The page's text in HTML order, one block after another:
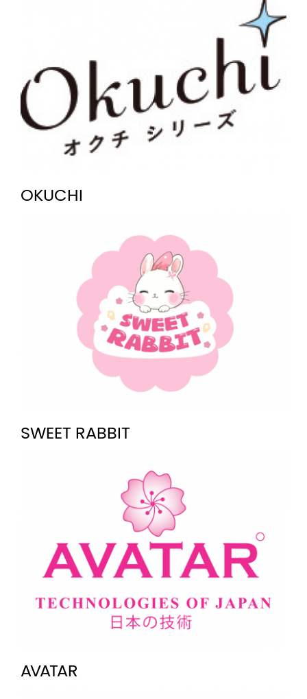
OKUCHI
SWEET RABBIT
AVATAR